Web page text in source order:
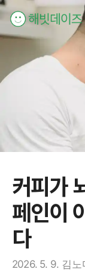
컨
텐
츠
너
커피가
페인이
다
2026. 5. 9. 김노